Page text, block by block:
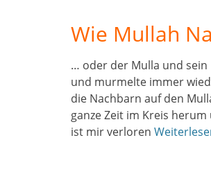
Wie Mullah
… oder der Mulla und sein
und murmelte immer
die Nachbarn auf den
ganze Zeit im Kreis herum
ist mir verloren